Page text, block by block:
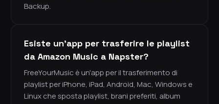
Backup.
Esiste un'app per trasferire le playlist
da Amazon Music a Napster?
FreeYourMusic è un'app per il trasferimento di
playlist per iPhone, iPad, Android, Mac, Windows e
Linux che sposta playlist, brani preferiti, album